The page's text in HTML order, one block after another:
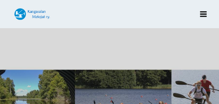
Siirry
sivun
sisältöön
Kangasalan Melojat ry